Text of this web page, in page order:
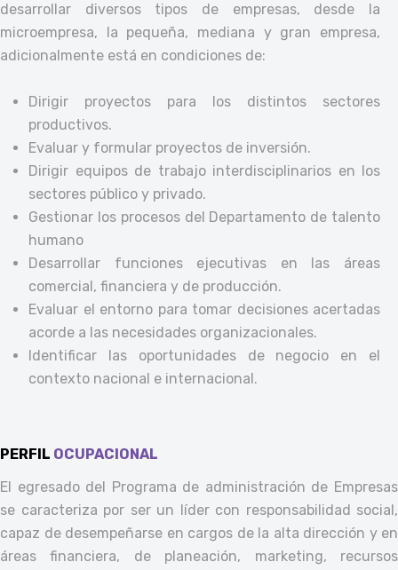
desarrollar diversos tipos de empresas, desde la
microempresa, la pequeña, mediana y gran empresa,
adicionalmente está en condiciones de:
Dirigir proyectos para los distintos sectores
productivos.
Evaluar y formular proyectos de inversión.
Dirigir equipos de trabajo interdisciplinarios en los
sectores público y privado.
Gestionar los procesos del Departamento de talento
humano
Desarrollar funciones ejecutivas en las áreas
comercial, financiera y de producción.
Evaluar el entorno para tomar decisiones acertadas
acorde a las necesidades organizacionales.
Identificar las oportunidades de negocio en el
contexto nacional e internacional.
PERFIL OCUPACIONAL
El egresado del Programa de administración de Empresas
se caracteriza por ser un líder con responsabilidad social,
capaz de desempeñarse en cargos de la alta dirección y en
áreas financiera, de planeación, marketing, recursos